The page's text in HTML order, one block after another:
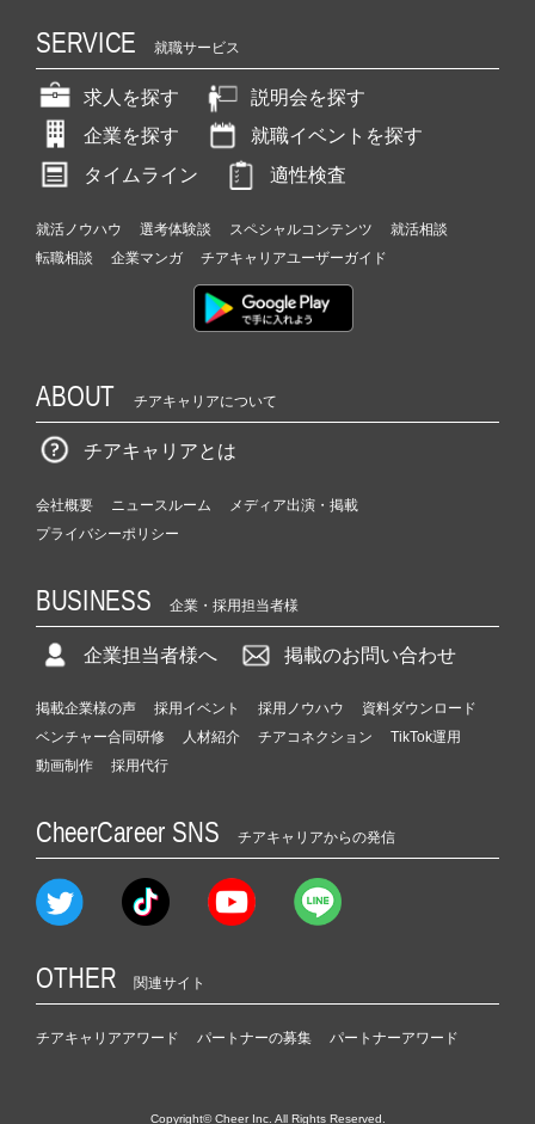
SERVICE 就職サービス
求人を探す
説明会を探す
企業を探す
就職イベントを探す
タイムライン
適性検査
就活ノウハウ 選考体験談 スペシャルコンテンツ
就活相談
転職相談
企業マンガ チアキャリアユーザーガイド
ABOUT チアキャリアについて
チアキャリアとは
会社概要 ニュースルーム
メディア出演・掲載
プライバシーポリシー
BUSINESS 企業・採用担当者様
企業担当者様へ 掲載のお問い合わせ
掲載企業様の声 採用イベント 採用ノウハウ
資料ダウンロード
ベンチャー合同研修
人材紹介 チアコネクション
TikTok運用
動画制作
採用代行
CheerCareer SNS チアキャリアからの発信
OTHER 関連サイト
チアキャリアアワード パートナーの募集 パートナーアワード
Copyright© Cheer Inc. All Rights Reserved.